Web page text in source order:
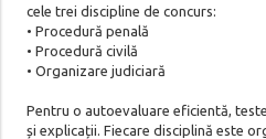
cele trei discipline de concurs:
• Procedură penală
• Procedură civilă
• Organizare judiciară
Pentru o autoevaluare eficientă,
și explicații. Fiecare disciplină este